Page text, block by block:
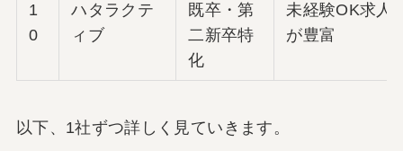
1
0
ハタラクテ
ィブ
既卒・第
二新卒特
化
未経験OK求人
が豊富
以下、1社ずつ詳しく見ていきます。